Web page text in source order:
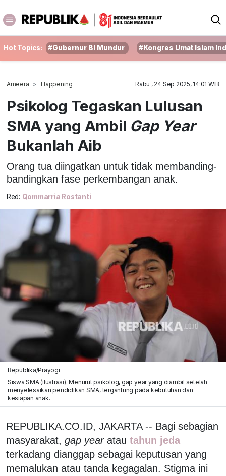
Hot Topics: #Gubernur BI Mundur #Kongres Umat Islam
Ameera Happening Rabu , 24 Sep 2025, 14:01 WIB
Psikolog Tegaskan Lulusan
SMA yang Ambil Gap Year
Bukanlah Aib
Orang tua diingatkan untuk tidak membanding-
bandingkan fase perkembangan anak.
Red: Qommarria Rostanti
Republika/Prayogi
Siswa SMA (ilustrasi). Menurut psikolog, gap year yang diambil setelah
menyelesaikan pendidikan SMA, tergantung pada kebutuhan dan
kesiapan anak.
REPUBLIKA.CO.ID, JAKARTA -- Bagi sebagian
masyarakat, gap yearatau tahun jeda
terkadang dianggap sebagai keputusan yang
memalukan atau tanda kegagalan. Stigma ini